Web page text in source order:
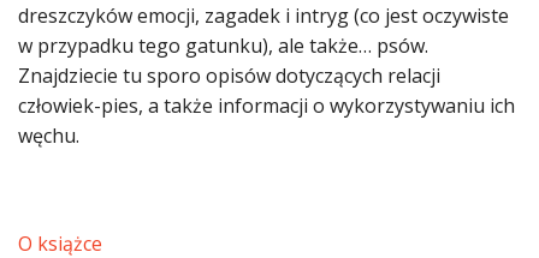
dreszczyków emocji, zagadek i intryg (co jest oczywiste
w przypadku tego gatunku), ale także… psów.
Znajdziecie tu sporo opisów dotyczących relacji
człowiek-pies, a także informacji o wykorzystywaniu ich
węchu.
O książce